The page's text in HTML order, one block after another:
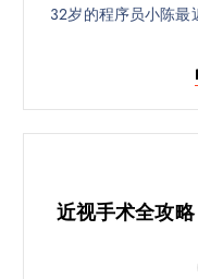
32岁的程序员小陈最
近视手术全攻